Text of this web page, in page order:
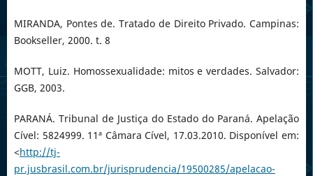
MIRANDA, Pontes de. Tratado de Direito Privado. Campinas:
Bookseller, 2000. t. 8
MOTT, Luiz. Homossexualidade: mitos e verdades. Salvador:
GGB, 2003.
PARANÁ. Tribunal de Justiça do Estado do Paraná. Apelação
Cível: 5824999. 11ª Câmara Cível, 17.03.2010. Disponível em:
<http://tj-
pr.jusbrasil.com.br/jurisprudencia/19500285/apelacao-